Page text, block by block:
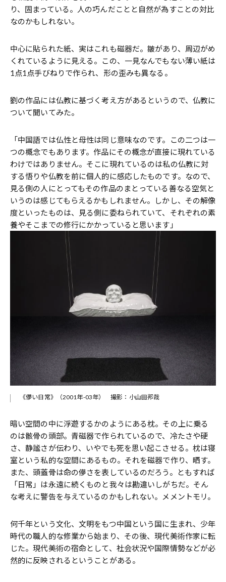
り、固まっている。人の巧んだことと自然が為すことの対比
なのかもしれない。
中心に貼られた紙、実はこれも磁器だ。皺があり、周辺がめ
くれているように見える。この、一見なんでもない薄い紙は
1点1点手びねりで作られ、形の歪みも異なる。
劉の作品には仏教に基づく考え方があるというので、仏教に
ついて聞いてみた。
「中国語では仏性と母性は同じ意味なのです。この二つは一
つの概念でもあります。作品にその概念が直接に現れている
わけではありません。そこに現れているのは私の仏教に対
する悟りや仏教を前に個人的に感応したものです。なので、
見る側の人にとってもその作品のまとっている善なる空気と
いうのは感じてもらえるかもしれません。しかし、その解像
度といったものは、見る側に委ねられていて、それぞれの素
養やそこまでの修行にかかっていると思います」
《儚い日常》（2001年-03年） 撮影：小山田邦哉
暗い空間の中に浮遊するかのようにある枕。その上に乗る
のは骸骨の頭部。青磁器で作られているので、冷たさや硬
さ、静謐さが伝わり、いやでも死を思い起こさせる。枕は寝
室という私的な空間にあるもの。それを磁器で作り、晒す。
また、頭蓋骨は命の儚さを表しているのだろう。ともすれば
「日常」は永遠に続くものと我々は勘違いしがちだ。そん
な考えに警告を与えているのかもしれない。メメントモリ。
何千年という文化、文明をもつ中国という国に生まれ、少年
時代の職人的な修業から始まり、その後、現代美術作家に転
じた。現代美術の宿命として、社会状況や国際情勢などが必
然的に反映されるということがある。